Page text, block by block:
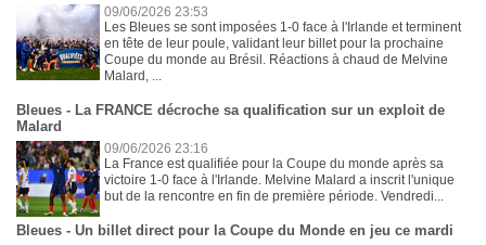
09/06/2026 23:53
Les Bleues se sont imposées 1-0 face à l'Irlande et terminent
en tête de leur poule, validant leur billet pour la prochaine
Coupe du monde au Brésil. Réactions à chaud de Melvine
Malard, ...
Bleues - La FRANCE décroche sa qualification sur un exploit de
Malard
09/06/2026 23:16
La France est qualifiée pour la Coupe du monde après sa
victoire 1-0 face à l'Irlande. Melvine Malard a inscrit l'unique
but de la rencontre en fin de première période. Vendredi...
Bleues - Un billet direct pour la Coupe du Monde en jeu ce mardi